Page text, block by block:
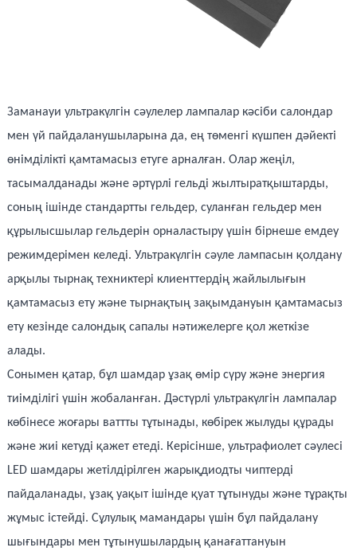
Заманауи ультракүлгін сәулелер лампалар кәсіби салондар
мен үй пайдаланушыларына да, ең төменгі күшпен дәйекті
өнімділікті қамтамасыз етуге арналған. Олар жеңіл,
тасымалданады және әртүрлі гельді жылтыратқыштарды,
соның ішінде стандартты гельдер, суланған гельдер мен
құрылысшылар гельдерін орналастыру үшін бірнеше емдеу
режимдерімен келеді. Ультракүлгін сәуле лампасын қолдану
арқылы тырнақ техниктері клиенттердің жайлылығын
қамтамасыз ету және тырнақтың зақымдануын қамтамасыз
ету кезінде салондық сапалы нәтижелерге қол жеткізе
алады.
Сонымен қатар, бұл шамдар ұзақ өмір сүру және энергия
тиімділігі үшін жобаланған. Дәстүрлі ультракүлгін лампалар
көбінесе жоғары ваттты тұтынады, көбірек жылуды құрады
және жиі кетуді қажет етеді. Керісінше, ультрафиолет сәулесі
LED шамдары жетілдірілген жарықдиодты чиптерді
пайдаланады, ұзақ уақыт ішінде қуат тұтынуды және тұрақты
жұмыс істейді. Сұлулық мамандары үшін бұл пайдалану
шығындары мен тұтынушылардың қанағаттануын